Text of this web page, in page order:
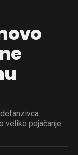
veliko pojačanje